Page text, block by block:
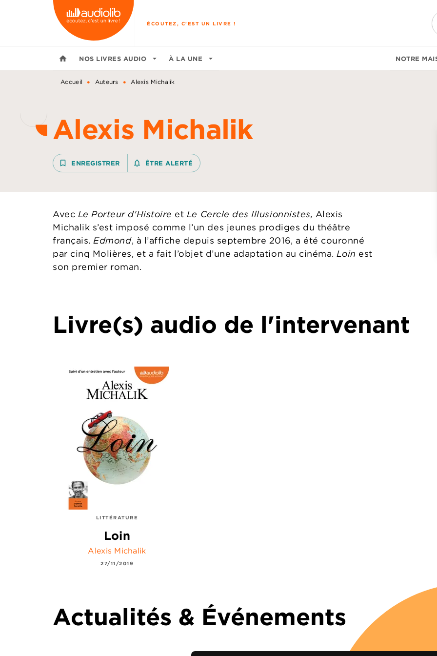
MENU RECHERCHE
ÉCOUTEZ, C'EST UN LIVRE !
home NOS LIVRES AUDIO arrow_drop_down À LA UNE arrow_drop_down NOTRE
Accueil • Auteurs • Alexis Michalik
Alexis Michalik
bookmark_border ENREGISTRER notifications_none_outlined
ÊTRE ALERTÉ
Avec Le Porteur d'Histoire et Le Cercle des Illusionnistes, Alexis
Michalik s’est imposé comme l’un des jeunes prodiges du théâtre
français.Edmond, à l’affiche depuis septembre 2016, a été couronné
par cinq Molières, et a fait l’objet d’une adaptation au cinéma.Loin est
son premier roman.
Livre(s) audio de l'intervenant
LITTÉRATURE
Loin
Alexis Michalik
27/11/2019
Actualités & Événements